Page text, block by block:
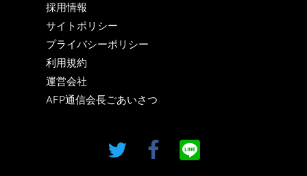
採用情報
サイトポリシー
プライバシーポリシー
利用規約
運営会社
AFP通信会長ごあいさつ